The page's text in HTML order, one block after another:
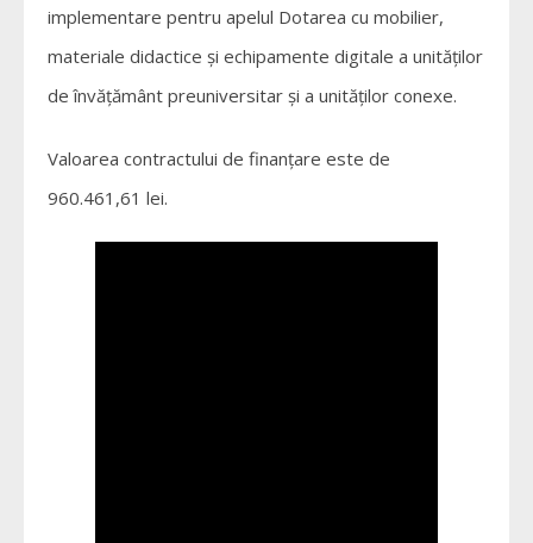
implementare pentru apelul Dotarea cu mobilier,
materiale didactice și echipamente digitale a unităților
de învățământ preuniversitar și a unităților conexe.
Valoarea contractului de finanțare este de
960.461,61 lei.